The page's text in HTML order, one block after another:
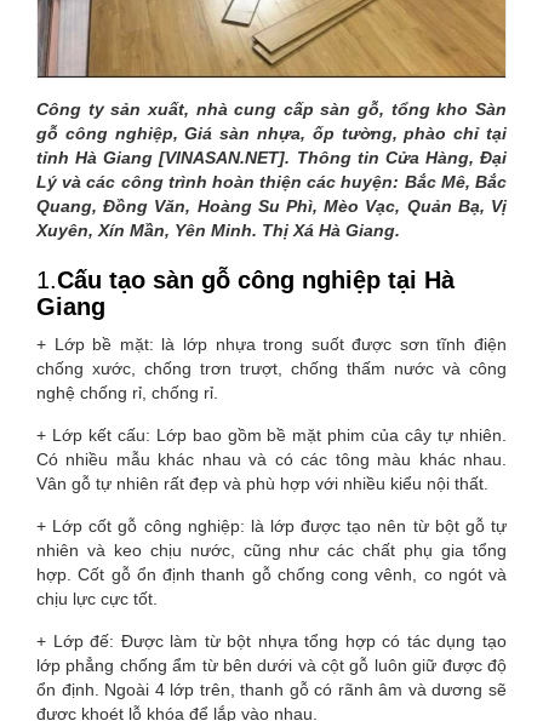
Công ty sản xuất, nhà cung cấp sàn gỗ, tổng kho Sàn
gỗ công nghiệp, Giá sàn nhựa, ốp tường, phào chỉ tại
tỉnh Hà Giang [VINASAN.NET]. Thông tin Cửa Hàng, Đại
Lý và các công trình hoàn thiện các huyện: Bắc Mê, Bắc
Quang, Đồng Văn, Hoàng Su Phì, Mèo Vạc, Quản Bạ, Vị
Xuyên, Xín Mần, Yên Minh. Thị Xá Hà Giang.
1.Cấu tạo sàn gỗ công nghiệp tại Hà
Giang
+ Lớp bề mặt: là lớp nhựa trong suốt được sơn tĩnh điện
chống xước, chống trơn trượt, chống thấm nước và công
nghệ chống rỉ, chống rỉ.
+ Lớp kết cấu: Lớp bao gồm bề mặt phim của cây tự nhiên.
Có nhiều mẫu khác nhau và có các tông màu khác nhau.
Vân gỗ tự nhiên rất đẹp và phù hợp với nhiều kiểu nội thất.
+ Lớp cốt gỗ công nghiệp: là lớp được tạo nên từ bột gỗ tự
nhiên và keo chịu nước, cũng như các chất phụ gia tổng
hợp. Cốt gỗ ổn định thanh gỗ chống cong vênh, co ngót và
chịu lực cực tốt.
+ Lớp đế: Được làm từ bột nhựa tổng hợp có tác dụng tạo
lớp phẳng chống ẩm từ bên dưới và cột gỗ luôn giữ được độ
ổn định. Ngoài 4 lớp trên, thanh gỗ có rãnh âm và dương sẽ
được khoét lỗ khóa để lắp vào nhau.